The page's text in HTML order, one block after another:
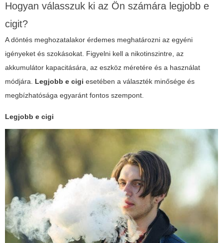
Hogyan válasszuk ki az Ön számára legjobb e
cigit?
A döntés meghozatalakor érdemes meghatározni az egyéni
igényeket és szokásokat. Figyelni kell a nikotinszintre, az
akkumulátor kapacitására, az eszköz méretére és a használat
módjára. Legjobb e cigi esetében a választék minősége és
megbízhatósága egyaránt fontos szempont.
Legjobb e cigi